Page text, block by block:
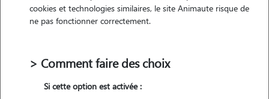
Véhiculé
cookies et technologies similaires, le site Animaute risque de
ne pas fonctionner correctement.
> Comment faire des choix
Si cette option est activée :